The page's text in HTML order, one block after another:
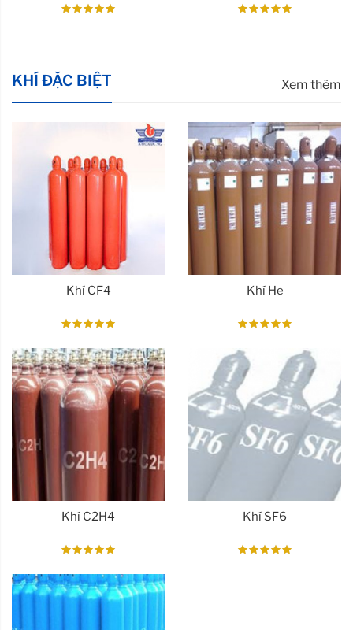
KHÍ ĐẶC BIỆT Xem thêm
Khí CF4 Khí He
Khí C2H4 Khí SF6